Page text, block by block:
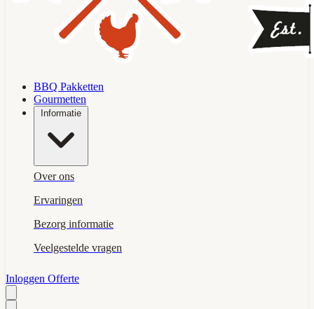
BBQ Pakketten
Gourmetten
Informatie
Over ons
Ervaringen
Bezorg informatie
Veelgestelde vragen
Inloggen Offerte